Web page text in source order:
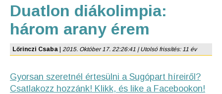
Duatlon diákolimpia:
három arany érem
Lőrinczi Csaba 2015. Október 17. 22:26:41 | Utolsó frissítés: 11 év
Gyorsan szeretnél értesülni a Sugópart híreiről?
Csatlakozz hozzánk! Klikk, és like a Facebookon!